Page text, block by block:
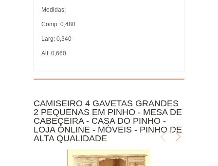
Medidas:
Comp: 0,480
Larg: 0,340
Alt: 0,660
CAMISEIRO 4 GAVETAS GRANDES
2 PEQUENAS EM PINHO - MESA DE
CABEÇEIRA - CASA DO PINHO -
LOJA ONLINE - MÓVEIS - PINHO DE
ALTA QUALIDADE